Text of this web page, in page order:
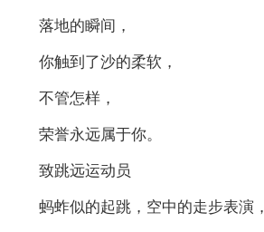
落地的瞬间，
你触到了沙的柔软，
不管怎样，
荣誉永远属于你。
致跳远运动员
蚂蚱似的起跳，空中的走步表演，